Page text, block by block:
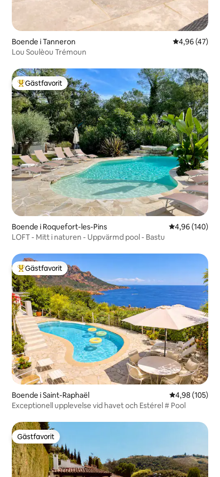
Boende i Tanneron 4,96 av 5 i
4,96 (47)
Lou Soulèou Trémoun
Populär gästfavorit
Gästfavorit
Boende i Roquefort-les-Pins 4,96 av 5 i
4,96 (140)
LOFT - Mitt i naturen - Uppvärmd pool - Bastu
Populär gästfavorit
Gästfavorit
Boende i Saint-Raphaël 4,98 av 5 i
4,98 (105)
Exceptionell upplevelse vid havet och Estérel # Pool
Gästfavorit
Gästfavorit